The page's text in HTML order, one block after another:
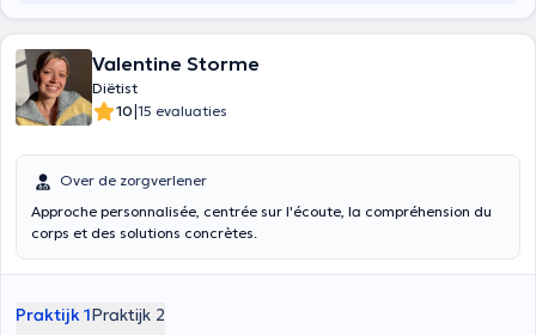
Valentine Storme
Diëtist
10|15 evaluaties
Over de zorgverlener
Approche personnalisée, centrée sur l'écoute, la compréhension du
corps et des solutions concrètes.
Praktijk 1Praktijk 2